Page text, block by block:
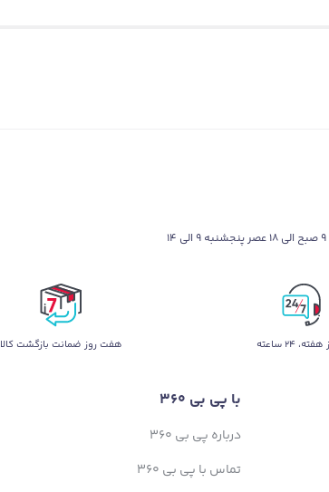
هفت روز ضمانت بازگشت کالا
با پی بی 360
درباره پی بی 360
تماس با پی بی 360